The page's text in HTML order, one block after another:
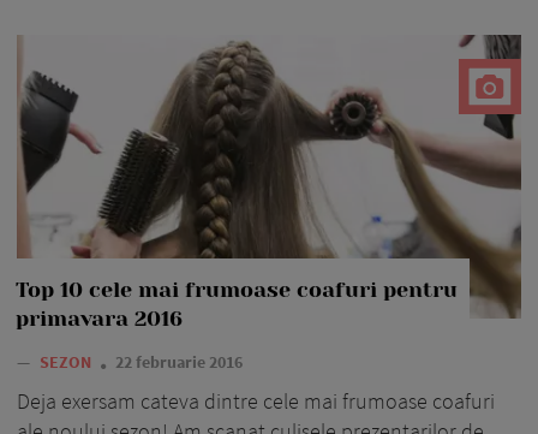
Top 10 cele mai frumoase coafuri pentru
primavara 2016
— SEZON 22 februarie 2016
Deja exersam cateva dintre cele mai frumoase coafuri